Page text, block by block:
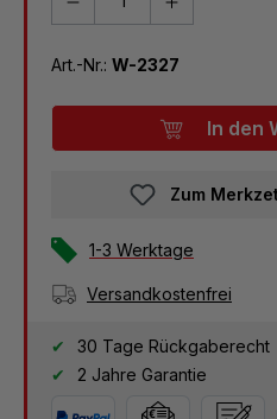
Art.-Nr.: W-2327
In den
Zum
1-3 Werktage
Versandkostenfrei
30 Tage Rückgaberecht
2 Jahre Garantie